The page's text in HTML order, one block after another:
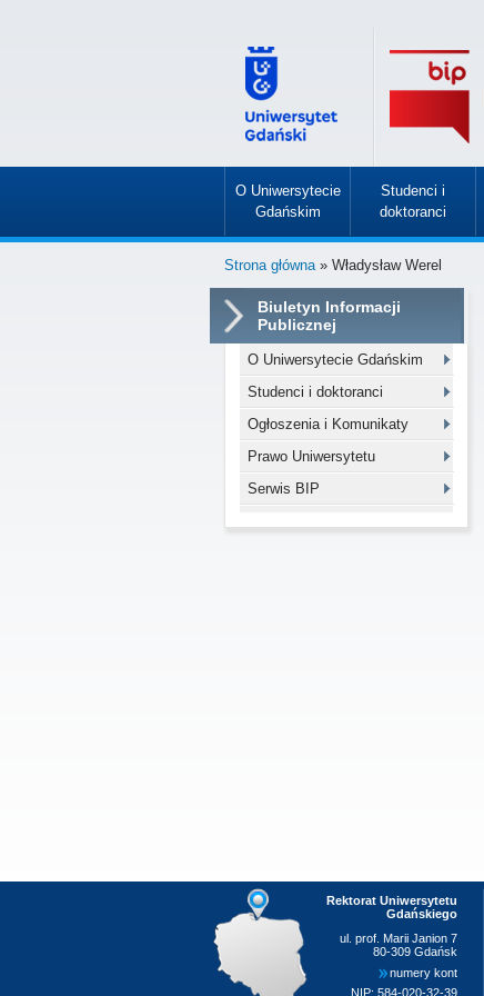
O Uniwersytecie
Gdańskim
»
Studenci i
doktoranci
»
Strona główna» Władysław Werel
Biuletyn Informacji
Publicznej
O Uniwersytecie Gdańskim
Studenci i doktoranci
Ogłoszenia i Komunikaty
Prawo Uniwersytetu
Serwis BIP
Rektorat Uniwersytetu
Gdańskiego
ul. prof. Marii Janion 7
80-309 Gdańsk
numery kont
NIP: 584-020-32-39